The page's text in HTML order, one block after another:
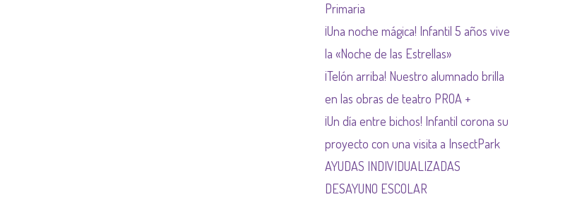
Primaria
¡Una noche mágica! Infantil 5 años vive
la «Noche de las Estrellas»
¡Telón arriba! Nuestro alumnado brilla
en las obras de teatro PROA +
¡Un día entre bichos! Infantil corona su
proyecto con una visita a InsectPark
AYUDAS INDIVIDUALIZADAS
DESAYUNO ESCOLAR